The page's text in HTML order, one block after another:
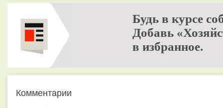
Будь в курсе
Добавь
в избранное.
Комментарии